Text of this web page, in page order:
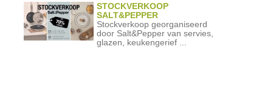
STOCKVERKOOP
SALT&PEPPER
Stockverkoop georganiseerd
door Salt&Pepper van servies,
glazen, keukengerief ...